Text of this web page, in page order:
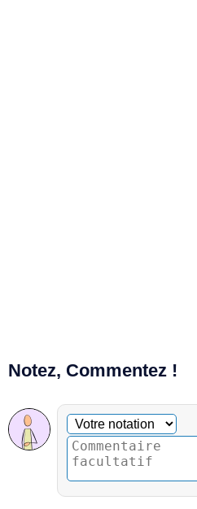
Notez, Commentez !
Commentaire facultatif
Votre notation